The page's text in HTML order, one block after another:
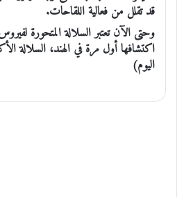
قد تقلل من فعالية اللقاحات.
وحتى الآن تعتبر السلالة المتحورة
اكتشافها أول مرة في الهند، السلالة
اليوم)